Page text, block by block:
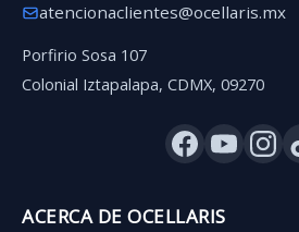
atencionaclientes@ocellaris.mx
Porfirio Sosa 107
Colonial Iztapalapa, CDMX, 09270
ACERCA DE OCELLARIS